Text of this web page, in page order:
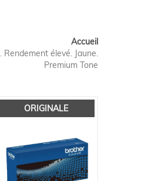
Accueil
élevé. Jaune.
Premium Tone
ORIGINALE